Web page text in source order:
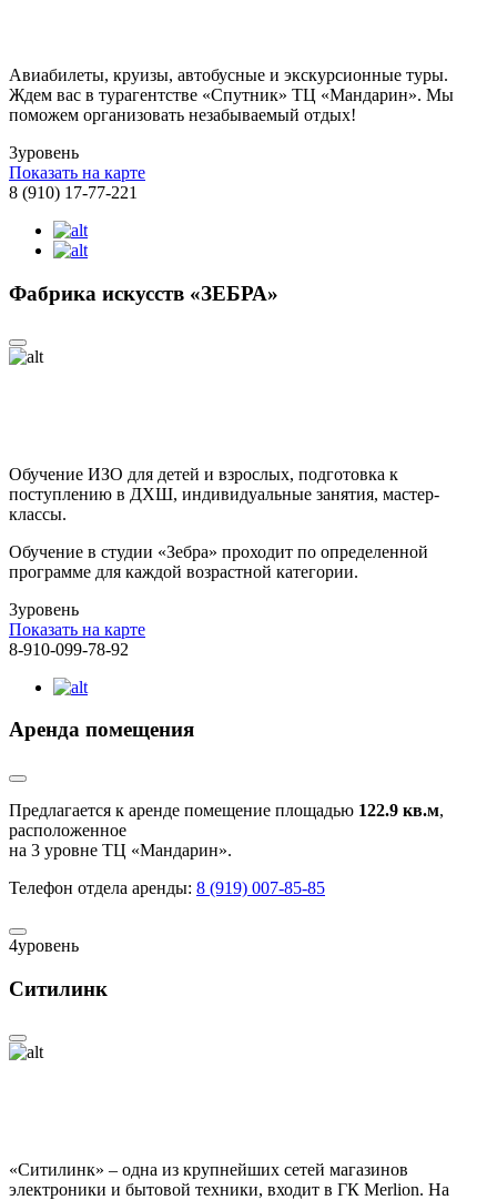
Авиабилеты, круизы, автобусные и экскурсионные туры.
Ждем вас в турагентстве «Спутник» ТЦ «Мандарин». Мы
поможем организовать незабываемый отдых!
3уровень
Показать на карте
8 (910) 17-77-221
Фабрика искусств «ЗЕБРА»
Обучение ИЗО для детей и взрослых, подготовка к
поступлению в ДХШ, индивидуальные занятия, мастер-
классы.
Обучение в студии «Зебра» проходит по определенной
программе для каждой возрастной категории.
3уровень
Показать на карте
8-910-099-78-92
Аренда помещения
Предлагается к аренде помещение площадью 122.9 кв.м,
расположенное
на 3 уровне ТЦ «Мандарин».
Телефон отдела аренды: 8 (919) 007-85-85
4уровень
Ситилинк
«Ситилинк» – одна из крупнейших сетей магазинов
электроники и бытовой техники, входит в ГК Merlion. На